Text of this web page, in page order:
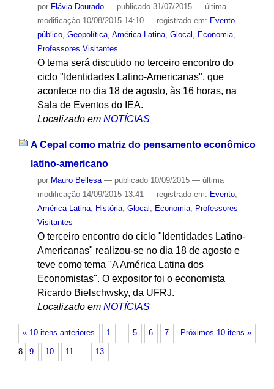
por Flávia Dourado — publicado31/07/2015 — última
modificação10/08/2015 14:10 — registrado em: Evento
público, Geopolítica, América Latina, Glocal Economia,
Professores Visitantes
O tema será discutido no terceiro encontro do
ciclo "Identidades Latino-Americanas", que
acontece no dia 18 de agosto, às 16 horas, na
Sala de Eventos do IEA.
Localizado em NOTÍCIAS
A Cepal como matriz do pensamento econômico
latino-americano
por Mauro Bellesa — publicado10/09/2015 — última
modificação14/09/2015 13:41 — registrado em: Evento,
América Latina, História, Glocal , Economia, Professores
Visitantes
O terceiro encontro do ciclo "Identidades Latino-
Americanas" realizou-se no dia 18 de agosto e
teve como tema "A América Latina dos
Economistas". O expositor foi o economista
Ricardo Bielschwsky, da UFRJ.
Localizado em NOTÍCIAS
« 10 itens anteriores Próximos 10 itens »
1 … 5 6 7
8 9 10 11 … 13